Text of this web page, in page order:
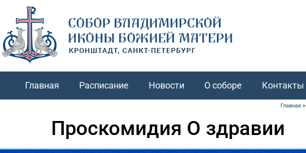
Главная Расписание Новости О соборе Контакты
Главная>
Проскомидия О здравии